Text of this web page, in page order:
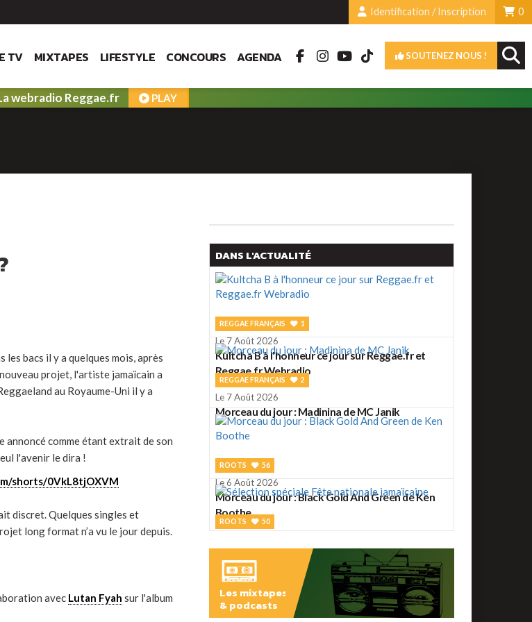
0
Identification / Inscription
TV MIXTAPES LIFESTYLE CONCOURS AGENDA SOUTENEZ NOUS !
webradio Reggae.fr PLAY
les bacs il y a quelques mois, après
projet, l'artiste jamaïcain a
au Royaume-Uni il y a
annoncé comme étant extrait de son
l'avenir le dira !
shorts/0VkL8tjOXVM
discret. Quelques singles et
long format n’a vu le jour depuis.
avec Lutan Fyah sur l'album
DANS L'ACTUALITÉ
REGGAE FRANÇAIS 1
Le 7 Août 2026
Kultcha B à l'honneur ce jour sur Reggae.fr et
Reggae.fr Webradio
REGGAE FRANÇAIS 2
Le 7 Août 2026
Morceau du jour : Madinina de MC Janik
ROOTS 56
Le 6 Août 2026
Morceau du jour : Black Gold And Green de Ken
Boothe
ROOTS 50
Sélection spéciale Fête nationale jamaïcaine
ROOTS 2
Les mixtapes
& podcasts